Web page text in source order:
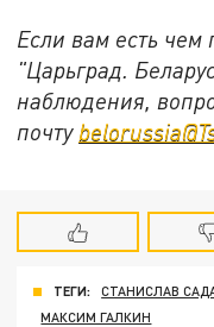
Если вам есть чем
"Царьград.
наблюдения,
почту
ТЕГИ: СТАНИСЛАВ
МАКСИМ ГАЛКИН